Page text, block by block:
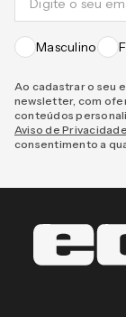
Masculino
Ao cadastrar o seu
newsletter, com
conteúdos
Aviso de Privacidade
consentimento a